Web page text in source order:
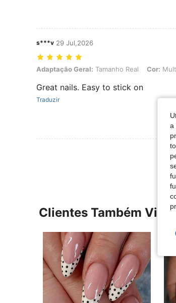
s***v 29 Jul,2026
Adaptação Geral: Tamanho Real, Cor:
Adaptação Geral: Tamanho Real Cor:
Great nails. Easy to stick on
Traduzir
Clientes Também
a